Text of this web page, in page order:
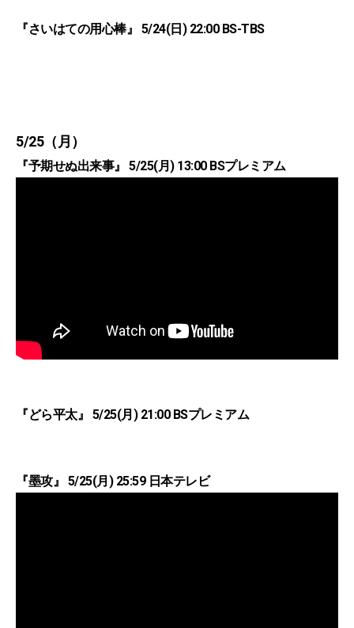
『さいはての用心棒』 5/24(日) 22:00 BS-TBS
5/25（月）
『予期せぬ出来事』 5/25(月) 13:00 BSプレミアム
『どら平太』 5/25(月) 21:00 BSプレミアム
『墨攻』 5/25(月) 25:59 日本テレビ